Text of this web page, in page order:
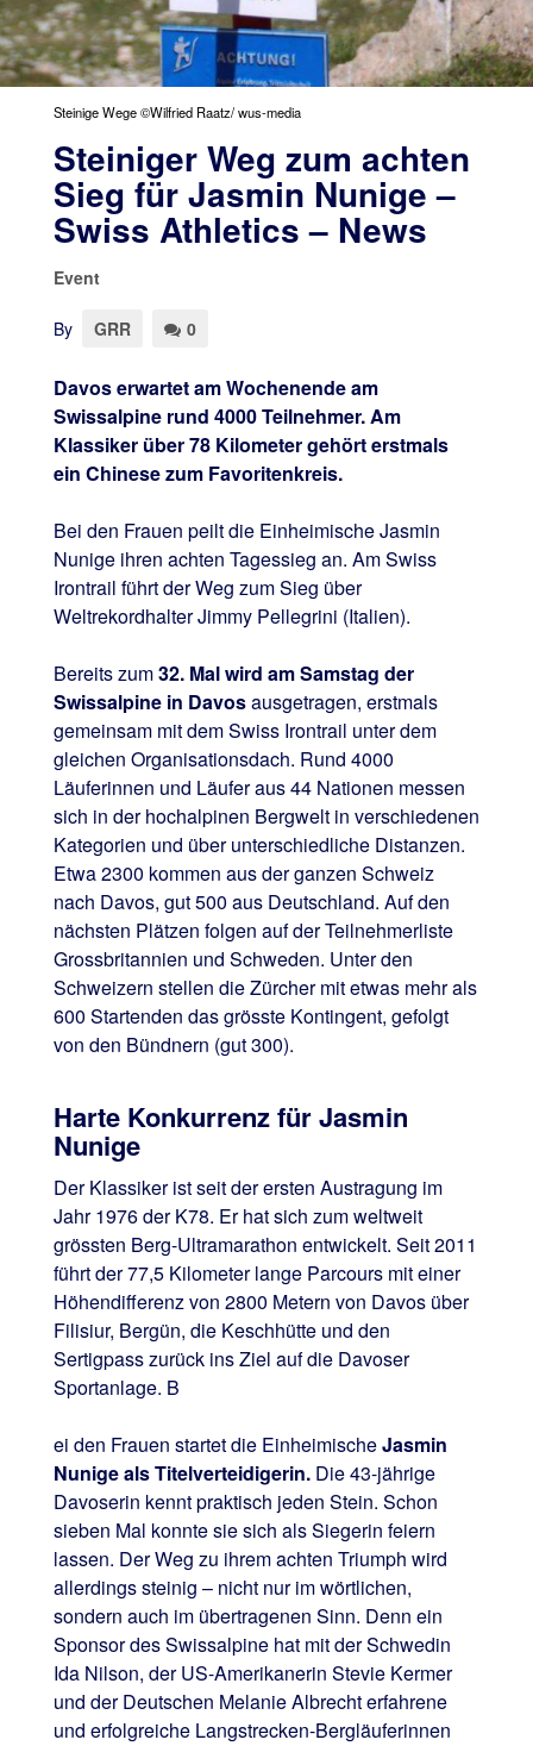
Steinige Wege ©Wilfried Raatz/ wus-media
Steiniger Weg zum achten
Sieg für Jasmin Nunige –
Swiss Athletics – News
Event
By GRR 0
Davos erwartet am Wochenende am
Swissalpine rund 4000 Teilnehmer. Am
Klassiker über 78 Kilometer gehört erstmals
ein Chinese zum Favoritenkreis.
Bei den Frauen peilt die Einheimische Jasmin
Nunige ihren achten Tagessieg an. Am Swiss
Irontrail führt der Weg zum Sieg über
Weltrekordhalter Jimmy Pellegrini (Italien).
Bereits zum32. Mal wird am Samstag der
Swissalpine in Davosausgetragen, erstmals
gemeinsam mit dem Swiss Irontrail unter dem
gleichen Organisationsdach. Rund 4000
Läuferinnen und Läufer aus 44 Nationen messen
sich in der hochalpinen Bergwelt in verschiedenen
Kategorien und über unterschiedliche Distanzen.
Etwa 2300 kommen aus der ganzen Schweiz
nach Davos, gut 500 aus Deutschland. Auf den
nächsten Plätzen folgen auf der Teilnehmerliste
Grossbritannien und Schweden. Unter den
Schweizern stellen die Zürcher mit etwas mehr als
600 Startenden das grösste Kontingent, gefolgt
von den Bündnern (gut 300).
Harte Konkurrenz für Jasmin
Nunige
Der Klassiker ist seit der ersten Austragung im
Jahr 1976 der K78. Er hat sich zum weltweit
grössten Berg-Ultramarathon entwickelt. Seit 2011
führt der 77,5 Kilometer lange Parcours mit einer
Höhendifferenz von 2800 Metern von Davos über
Filisiur, Bergün, die Keschhütte und den
Sertigpass zurück ins Ziel auf die Davoser
Sportanlage. B
ei den Frauen startet die EinheimischeJasmin
Nunige als Titelverteidigerin.Die 43-jährige
Davoserin kennt praktisch jeden Stein. Schon
sieben Mal konnte sie sich als Siegerin feiern
lassen. Der Weg zu ihrem achten Triumph wird
allerdings steinig – nicht nur im wörtlichen,
sondern auch im übertragenen Sinn. Denn ein
Sponsor des Swissalpine hat mit der Schwedin
Ida Nilson, der US-Amerikanerin Stevie Kermer
und der Deutschen Melanie Albrecht erfahrene
und erfolgreiche Langstrecken-Bergläuferinnen